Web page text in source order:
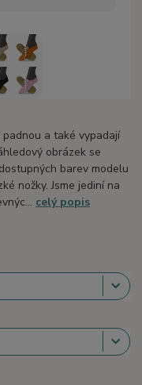
a také vypadají
obrázek se
barev modelu
nožky. Jsme jediní na
celý popis